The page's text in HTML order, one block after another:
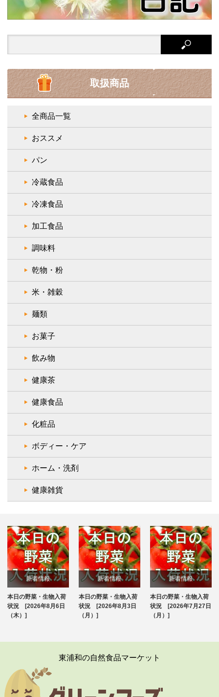
取扱商品
全商品一覧
おススメ
パン
冷蔵食品
冷凍食品
加工食品
調味料
乾物・粉
米・雑穀
麺類
お菓子
飲み物
健康茶
健康食品
化粧品
ボディー・ケア
ホーム・洗剤
健康雑貨
新着情報
ブログ
本日の野菜・生物入荷
状況 [2026年8月6日
（木）]
新着情報
ブログ
本日の野菜・生物入荷
状況 [2026年8月3日
（月）]
新着情報
ブログ
本日の野菜・生物入荷
状況 [2026年7月27日
（月）]
東浦和の自然食品マーケット